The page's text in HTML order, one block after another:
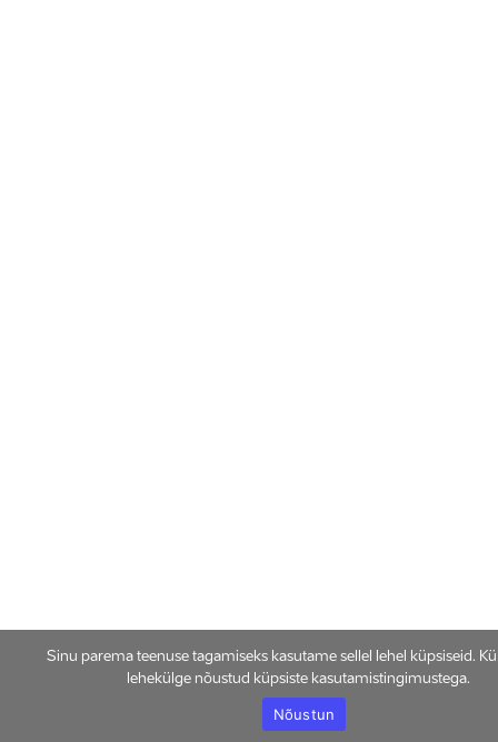
Sinu parema teenuse tagamiseks kasutame sellel lehel küpsiseid.
lehekülge nõustud küpsiste kasutamistingimustega.
Nõustun